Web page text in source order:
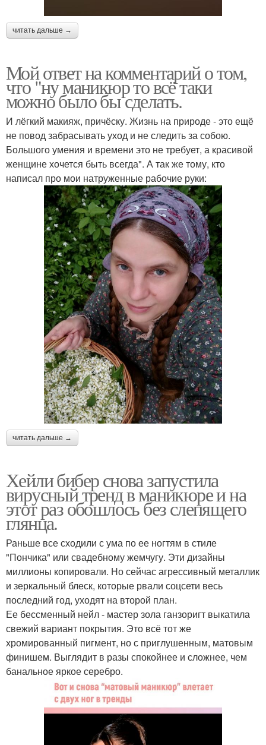
читать дальше →
Мой ответ на комментарий о том,
что "ну маникюр то всё таки
можно было бы сделать.
И лёгкий макияж, причёску. Жизнь на природе - это ещё
не повод забрасывать уход и не следить за собою.
Большого умения и времени это не требует, а красивой
женщине хочется быть всегда". А так же тому, кто
написал про мои натруженные рабочие руки:
читать дальше →
Хейли бибер снова запустила
вирусный тренд в маникюре и на
этот раз обошлось без слепящего
глянца.
Раньше все сходили с ума по ее ногтям в стиле
"Пончика" или свадебному жемчугу. Эти дизайны
миллионы копировали. Но сейчас агрессивный металлик
и зеркальный блеск, которые рвали соцсети весь
последний год, уходят на второй план.
Ее бессменный нейл - мастер зола ганзоригт выкатила
свежий вариант покрытия. Это всё тот же
хромированный пигмент, но с приглушенным, матовым
финишем. Выглядит в разы спокойнее и сложнее, чем
банальное яркое серебро.